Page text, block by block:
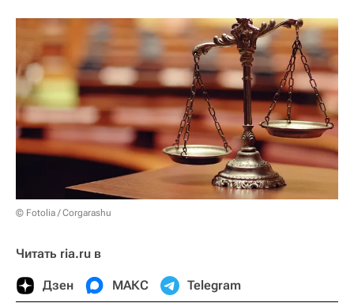
© Fotolia / Corgarashu
Читать ria.ru в
Дзен МАКС Telegram